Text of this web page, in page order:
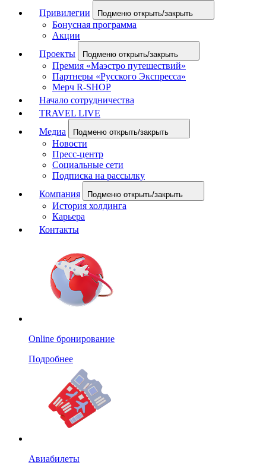
Привилегии
Подменю открыть/закрыть
Бонусная программа
Акции
Проекты
Подменю открыть/закрыть
Премия «Маэстро путешествий»
Партнеры «Русского Экспресса»
Мерч R-SHOP
Начало сотрудничества
TRAVEL LIVE
Медиа
Подменю открыть/закрыть
Новости
Пресс-центр
Социальные сети
Подписка на рассылку
Компания
Подменю открыть/закрыть
История холдинга
Карьера
Контакты
Online бронирование
Подробнее
Авиабилеты